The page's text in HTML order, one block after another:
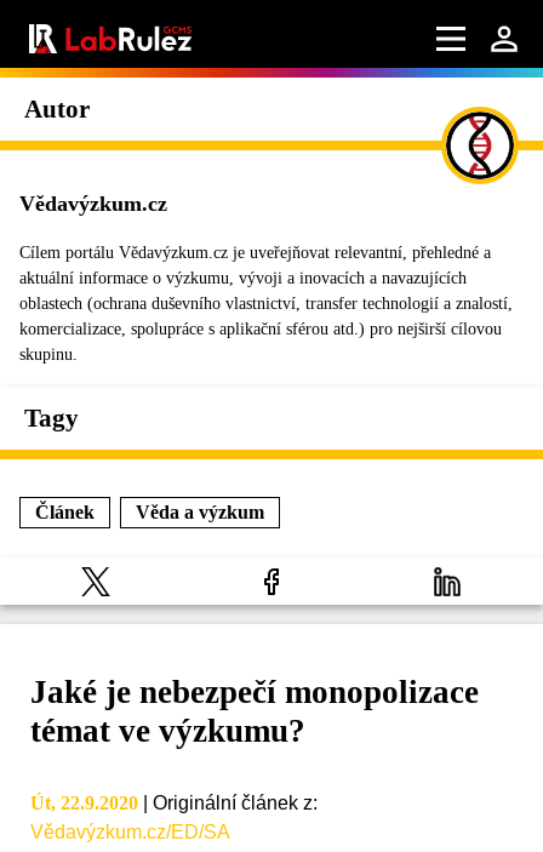
Autor
Vědavýzkum.cz
Cílem portálu Vědavýzkum.cz je uveřejňovat relevantní, přehledné a
aktuální informace o výzkumu, vývoji a inovacích a navazujících
oblastech (ochrana duševního vlastnictví, transfer technologií a znalostí,
komercializace, spolupráce s aplikační sférou atd.) pro nejširší cílovou
skupinu.
Tagy
Článek Věda a výzkum
Jaké je nebezpečí monopolizace
témat ve výzkumu?
Út, 22.9.2020 Originální článek z:
Vědavýzkum.cz/ED/SA